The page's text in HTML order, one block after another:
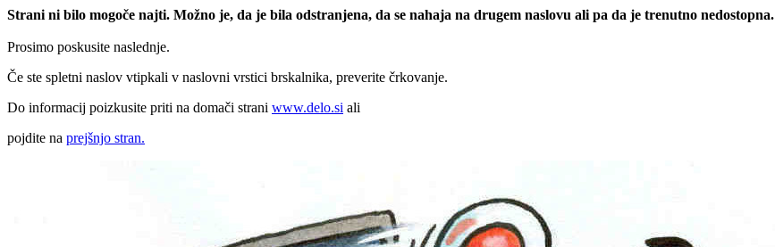
Strani ni bilo mogoče najti. Možno je, da je bila odstranjena, da se nahaja na drugem naslovu ali pa da je trenutno nedostopna.
Prosimo poskusite naslednje.
Če ste spletni naslov vtipkali v naslovni vrstici brskalnika, preverite črkovanje.
Do informacij poizkusite priti na domači strani www.delo.si ali
pojdite na prejšnjo stran.